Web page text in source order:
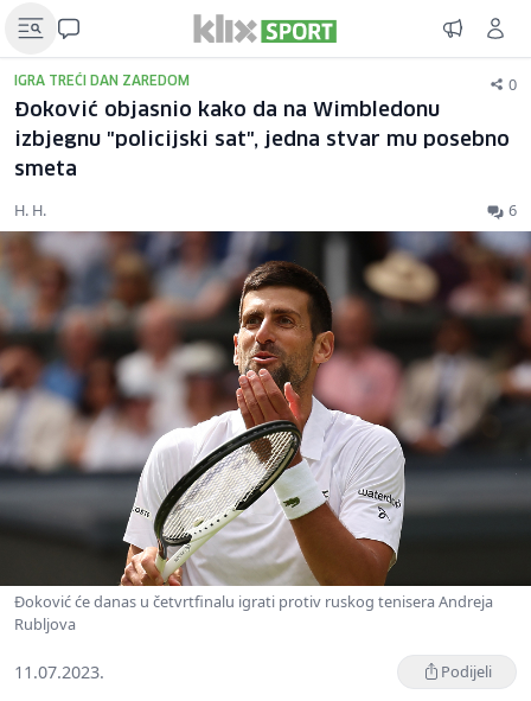
IGRA TREĆI DAN ZAREDOM 0
Đoković objasnio kako da na Wimbledonu
izbjegnu "policijski sat", jedna stvar mu posebno
smeta
H. H. 6
Đoković će danas u četvrtfinalu igrati protiv ruskog tenisera Andreja
Rubljova
11.07.2023. Podijeli